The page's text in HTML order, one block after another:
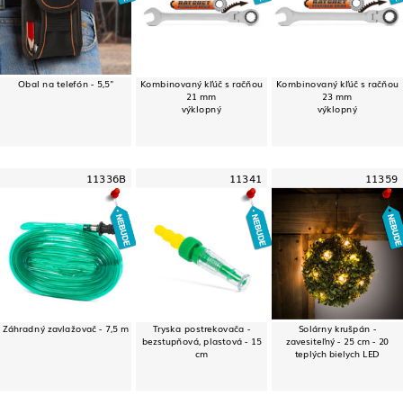
Obal na telefón - 5,5" Kombinovaný kľúč s račňou
21 mm
výklopný
Kombinovaný kľúč s račňou
23 mm
výklopný
11336B
Záhradný zavlažovač - 7,5 m
11341
Tryska postrekovača -
bezstupňová, plastová - 15
cm
11359
Solárny krušpán -
zavesiteľný - 25 cm - 20
teplých bielych LED